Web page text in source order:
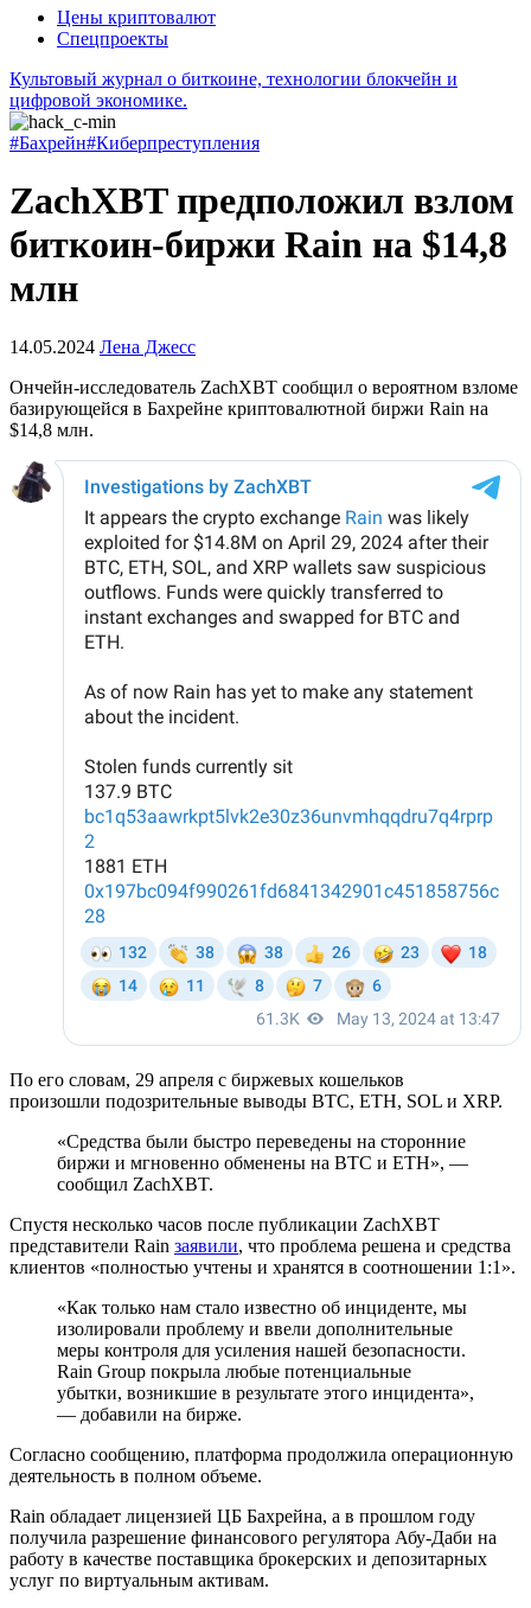
Цены криптовалют
Спецпроекты
Культовый журнал о биткоине, технологии блокчейн и
цифровой экономике.
#Бахрейн#Киберпреступления
ZachXBT предположил взлом
биткоин-биржи Rain на $14,8
млн
14.05.2024 Лена Джесс
Ончейн-исследователь ZachXBT сообщил о вероятном взломе
базирующейся в Бахрейне криптовалютной биржи Rain на
$14,8 млн.
По его словам, 29 апреля с биржевых кошельков
произошли подозрительные выводы BTC, ETH, SOL и XRP.
«Средства были быстро переведены на сторонние
биржи и мгновенно обменены на BTC и ETH», —
сообщил ZachXBT.
Спустя несколько часов после публикации ZachXBT
представители Rain заявили, что проблема решена и средства
клиентов «полностью учтены и хранятся в соотношении 1:1».
«Как только нам стало известно об инциденте, мы
изолировали проблему и ввели дополнительные
меры контроля для усиления нашей безопасности.
Rain Group покрыла любые потенциальные
убытки, возникшие в результате этого инцидента»,
— добавили на бирже.
Согласно сообщению, платформа продолжила операционную
деятельность в полном объеме.
Rain обладает лицензией ЦБ Бахрейна, а в прошлом году
получила разрешение финансового регулятора Абу-Даби на
работу в качестве поставщика брокерских и депозитарных
услуг по виртуальным активам.